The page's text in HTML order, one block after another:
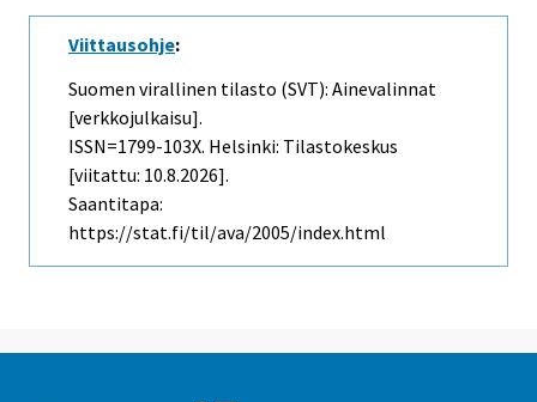
Viittausohje:
Suomen virallinen tilasto (SVT): Ainevalinnat
[verkkojulkaisu].
ISSN=1799-103X. Helsinki: Tilastokeskus
[viitattu: 10.8.2026].
Saantitapa:
https://stat.fi/til/ava/2005/index.html